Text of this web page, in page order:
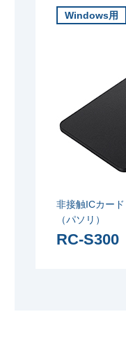
Windows用
非接触ICカー
（パソリ）
RC-S300